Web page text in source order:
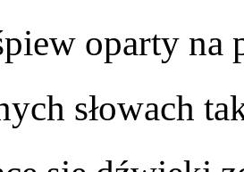
oparty na
słowach